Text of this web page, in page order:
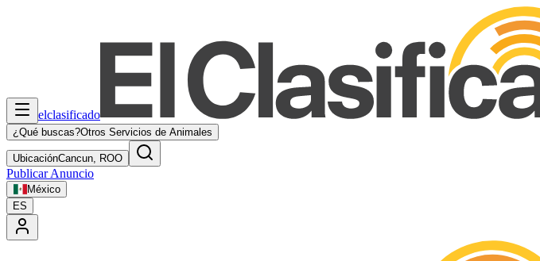
elclasificado
¿Qué buscas?Otros Servicios de Animales
UbicaciónCancun, ROO
Publicar Anuncio
México
ES